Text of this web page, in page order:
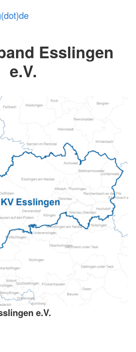
Esslingen
e.V.
e.V.